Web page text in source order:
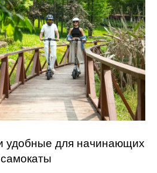
удобные для начинающих
самокаты